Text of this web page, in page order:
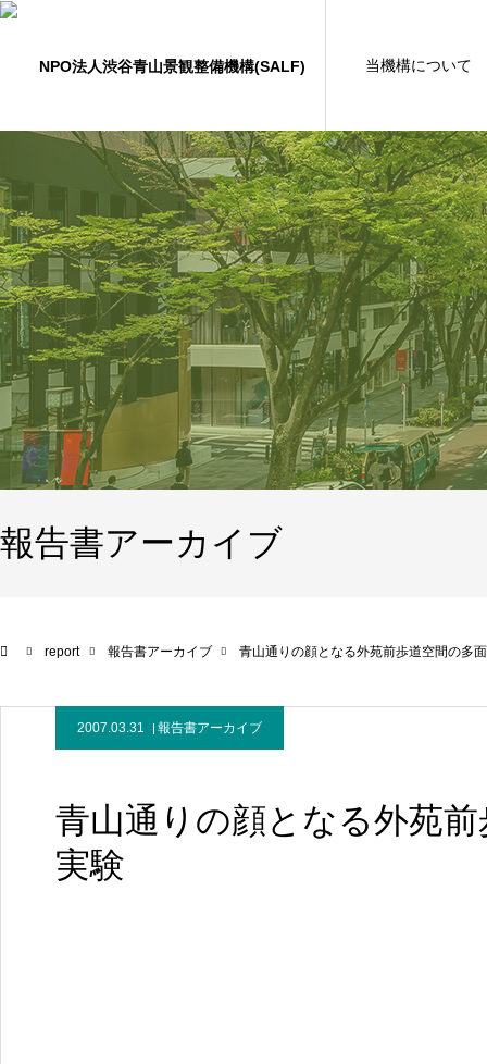
当機構について
報告書アーカイブ
report 報告書アーカイブ 青山通りの顔となる外苑前歩道空間の多
2007.03.31 報告書アーカイブ
青山通りの顔となる外苑
実験